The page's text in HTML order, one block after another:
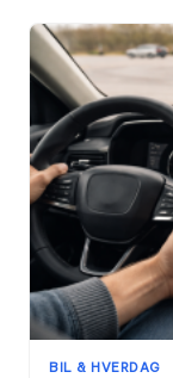
BIL & HVERDAG